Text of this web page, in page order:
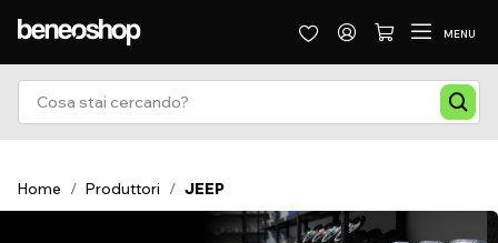
MENU
Home / Produttori / JEEP